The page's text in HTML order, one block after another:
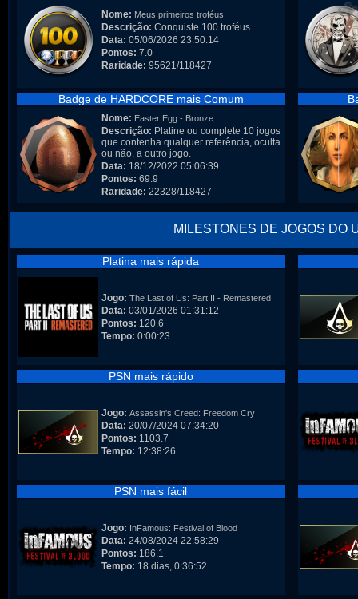
Nome: Meus primeiros troféus
Descrição: Conquiste 100 troféus.
Data: 05/06/2026 23:50:14
Pontos: 7.0
Raridade: 95621/118427
Badge de HARDCORE mais Comum
Nome: Easter Egg - Bronze
Descrição: Platine ou complete 10 jogos
que contenha qualquer referência, oculta
ou não, a outro jogo.
Data: 18/12/2022 05:06:39
Pontos: 69.9
Raridade: 22328/118427
MILESTONES DE JOGOS DO
Platina mais rápida
Jogo: The Last of Us: Part II - Remastered
Data: 03/01/2026 01:31:12
Pontos: 120.6
Tempo: 0:00:23
PSN mais rápido
Jogo: Assassin's Creed: Freedom Cry
Data: 20/07/2024 07:34:20
Pontos: 1103.7
Tempo: 12:38:26
PSN mais fácil
Jogo: InFamous: Festival of Blood
Data: 24/08/2024 22:58:29
Pontos: 186.1
Tempo: 18 dias, 0:36:52